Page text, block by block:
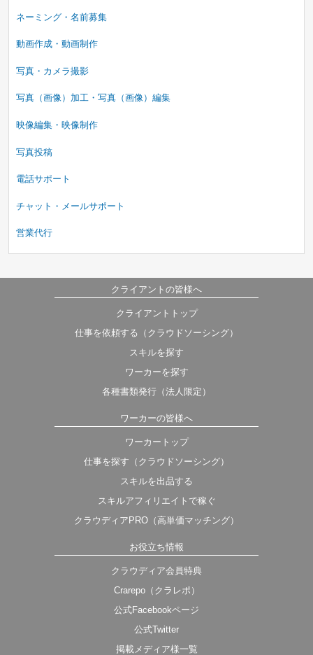
ネーミング・名前募集
動画作成・動画制作
写真・カメラ撮影
写真（画像）加工・写真（画像）編集
映像編集・映像制作
写真投稿
電話サポート
チャット・メールサポート
営業代行
クライアントの皆様へ
クライアントトップ
仕事を依頼する（クラウドソーシング）
スキルを探す
ワーカーを探す
各種書類発行（法人限定）
ワーカーの皆様へ
ワーカートップ
仕事を探す（クラウドソーシング）
スキルを出品する
スキルアフィリエイトで稼ぐ
クラウディアPRO（高単価マッチング）
お役立ち情報
クラウディア会員特典
Crarepo（クラレポ）
公式Facebookページ
公式Twitter
掲載メディア様一覧